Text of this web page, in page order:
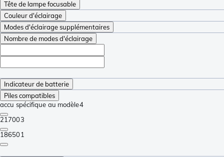
Tête de lampe focusable
Couleur d'éclairage
Modes d'éclairage supplémentaires
Nombre de modes d'éclairage
Indicateur de batterie
Piles compatibles
accu spécifique au modèle4
217003
186501